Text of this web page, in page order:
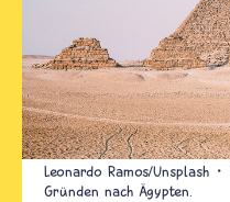
Leonardo Ramos/Unsplash
Gründen nach Ägypten.